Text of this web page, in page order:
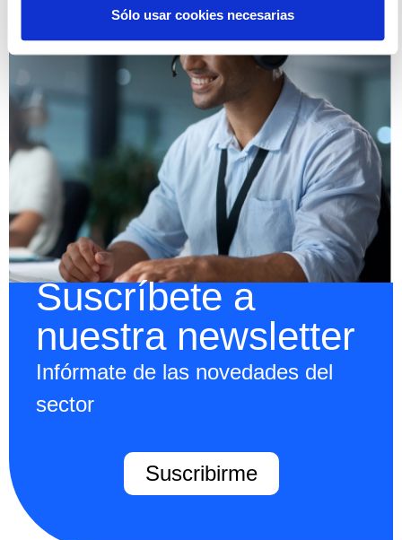
Sólo usar cookies necesarias
Suscríbete a
nuestra newsletter
Infórmate de las novedades del
sector
Suscribirme